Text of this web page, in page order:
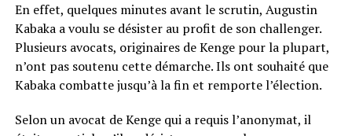
En effet, quelques minutes avant le scrutin, Augustin
Kabaka a voulu se désister au profit de son challenger.
Plusieurs avocats, originaires de Kenge pour la plupart,
n’ont pas soutenu cette démarche. Ils ont souhaité que
Kabaka combatte jusqu’à la fin et remporte l’élection.
Selon un avocat de Kenge qui a requis l’anonymat, il